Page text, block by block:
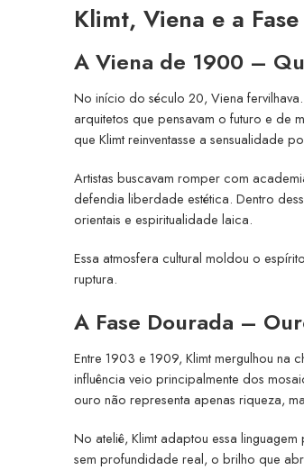
Klimt, Viena e a
A Viena de 1900 –
No início do século 20, Viena
arquitetos que pensavam o futuro e de
que Klimt reinventasse a sensualidade
Artistas buscavam romper com
defendia liberdade estética. Dentro
orientais e espiritualidade laica.
Essa atmosfera cultural moldou o
ruptura.
A Fase Dourada –
Entre 1903 e 1909, Klimt mergulhou
influência veio principalmente dos
ouro não representa apenas riqueza,
No ateliê, Klimt adaptou essa
sem profundidade real, o brilho que